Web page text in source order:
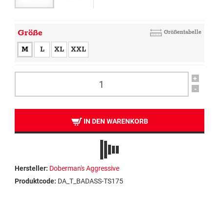
Größe Größentabelle
M L XL XXL
+
-
IN DEN WARENKORB
Hersteller: Doberman's Aggressive
Produktcode: DA_T_BADASS-TS175